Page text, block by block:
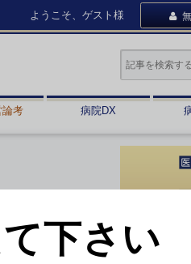
ようこそ、ゲスト様
論考 病院DX
下さい